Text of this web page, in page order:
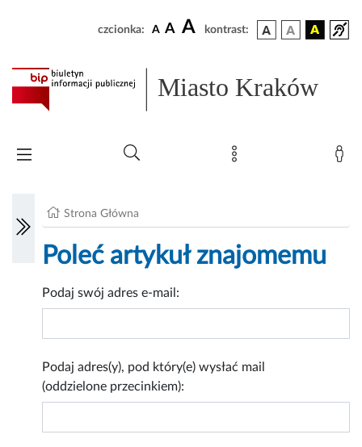
czcionka: A A A kontrast:
Miasto Kraków
Strona Główna
Poleć artykuł znajomemu
Podaj swój adres e-mail:
Podaj adres(y), pod który(e) wysłać mail
(oddzielone przecinkiem):